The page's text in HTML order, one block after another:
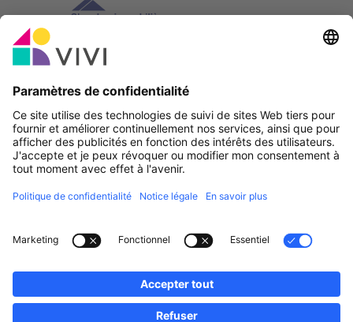
Professionnels, devenez membres!
Notice Légale